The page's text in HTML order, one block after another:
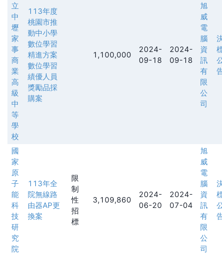
立
中
壢
家
事
商
業
高
級
中
等
學
校
113年度
桃園市推
動中小學
數位學習
精進方案
數位學習
績優人員
獎勵品採
購案
1,100,000
2024-
09-18
2024-
09-18
旭
威
電
腦
資
訊
有
限
公
司
國
家
原
子
能
科
技
研
究
院
113年全
院無線路
由器AP更
換案
限
制
性
招
標
3,109,860
2024-
06-20
2024-
07-04
旭
威
電
腦
資
訊
有
限
公
司